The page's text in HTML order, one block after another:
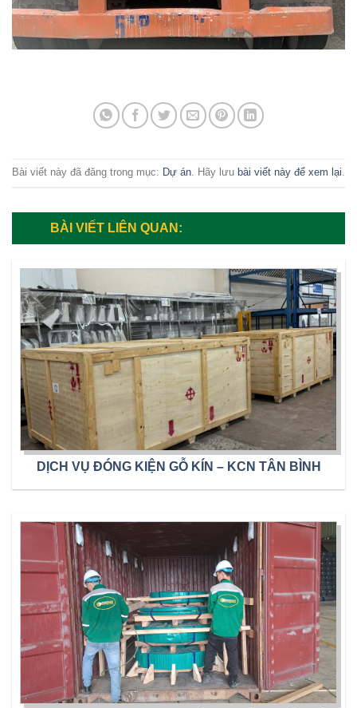
Bài viết này đã đăng trong mục: Dự án. Hãy lưu bài viết này để xem lại.
BÀI VIẾT LIÊN QUAN:
DỊCH VỤ ĐÓNG KIỆN GỖ KÍN – KCN TÂN BÌNH